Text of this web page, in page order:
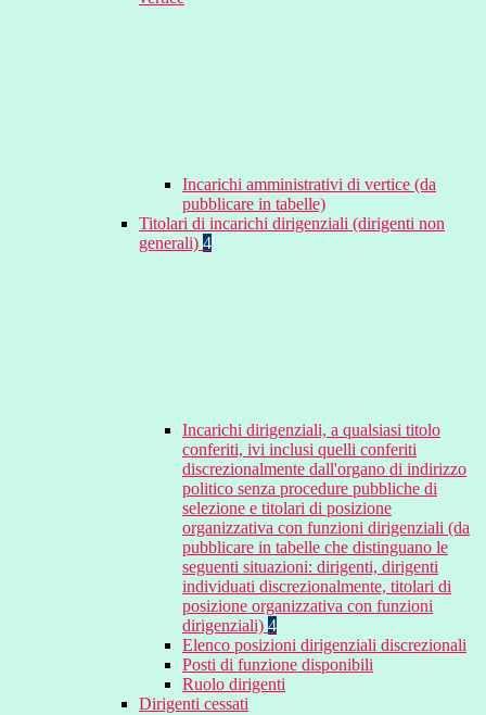
Incarichi amministrativi di vertice (da
pubblicare in tabelle)
Titolari di incarichi dirigenziali (dirigenti non
generali) 4
Incarichi dirigenziali, a qualsiasi titolo
conferiti, ivi inclusi quelli conferiti
discrezionalmente dall'organo di indirizzo
politico senza procedure pubbliche di
selezione e titolari di posizione
organizzativa con funzioni dirigenziali (da
pubblicare in tabelle che distinguano le
seguenti situazioni: dirigenti, dirigenti
individuati discrezionalmente, titolari di
posizione organizzativa con funzioni
dirigenziali) 4
Elenco posizioni dirigenziali discrezionali
Posti di funzione disponibili
Ruolo dirigenti
Dirigenti cessati